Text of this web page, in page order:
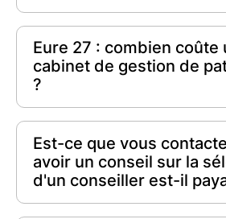
optimiser ses finances peut
appel à un cabinet de gestion
Qu'il s'agisse de particuliers
leur retraite ou d'entreprises
stratégiques.
Eure 27 : combien coûte
cabinet de gestion de
?
dans Eure 27 varient.
qu'ils facturent desfrais de
un pourcentage des actifs
0,5 % et 2 %par an, ou des
Est-ce que vous
avoir un conseil sur la
d'un conseiller est-il